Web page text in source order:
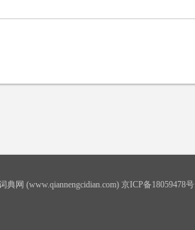
典网 (www.qiannengcidian.com) 京ICP备18059478号